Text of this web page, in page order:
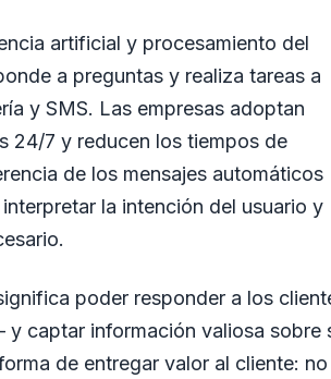
artificial y procesamiento del
a preguntas y realiza tareas a
y SMS. Las empresas adoptan
24/7 y reducen los tiempos de
de los mensajes automáticos
la intención del usuario y
poder responder a los
captar información valiosa sobre
de entregar valor al cliente: no